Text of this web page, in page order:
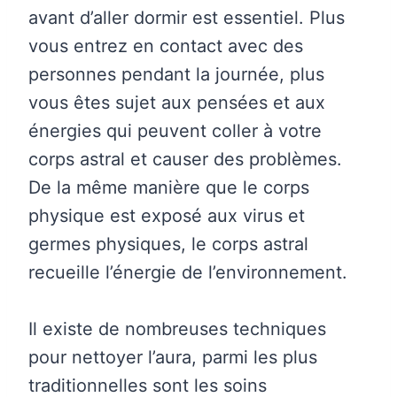
avant d’aller dormir est essentiel. Plus
vous entrez en contact avec des
personnes pendant la journée, plus
vous êtes sujet aux pensées et aux
énergies qui peuvent coller à votre
corps astral et causer des problèmes.
De la même manière que le corps
physique est exposé aux virus et
germes physiques, le corps astral
recueille l’énergie de l’environnement.
Il existe de nombreuses techniques
pour nettoyer l’aura, parmi les plus
traditionnelles sont les soins